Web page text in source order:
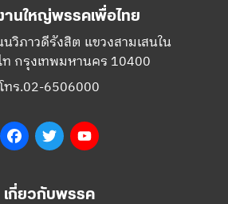
านใหญ่พรรคเพื่อไทย
วิภาวดีรังสิต แขวงสามเสนใน
กรุงเทพมหานคร 10400
โทร.02-6506000
FacebookTwitter
เกี่ยวกับพรรค